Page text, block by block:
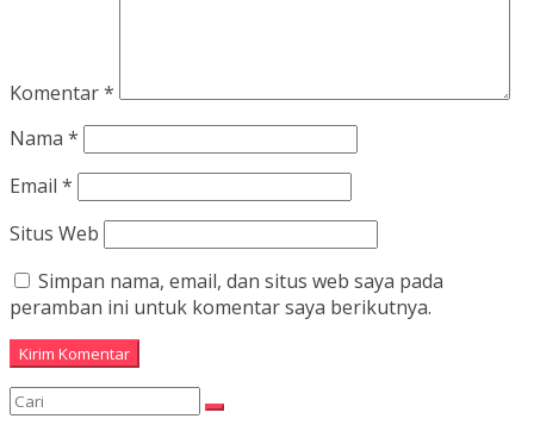
Komentar*
Nama *
Email *
Situs Web
Simpan nama, email, dan situs web saya pada
peramban ini untuk komentar saya berikutnya.